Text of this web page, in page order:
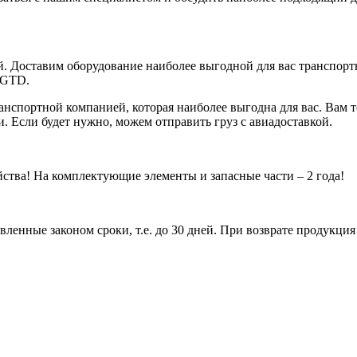
Доставим оборудование наиболее выгодной для вас
компанией, которая наиболее выгодна для вас.
будет нужно, можем отправить груз с авиадоставкой.
На комплектующие элементы и запасные части – 2 года!
законом сроки, т.е. до 30 дней. При возврате